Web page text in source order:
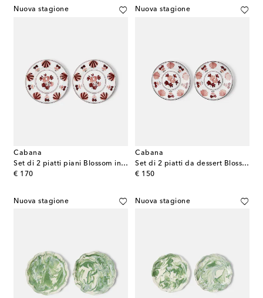
Nuova stagione
Cabana
Set di 2 piatti piani Blossom in ceramica
€ 170
original price
Nuova stagione
Cabana
Set di 2 piatti da dessert Blossom in ceramica
€ 150
original price
Nuova stagione Nuova stagione